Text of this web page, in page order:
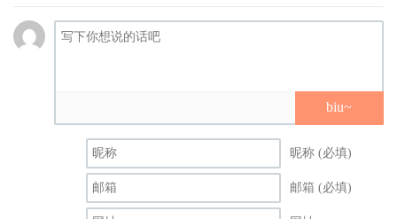
biu~
昵称 (必填)
邮箱 (必填)